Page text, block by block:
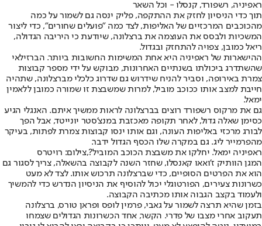
ראפיניה, רשפורד, קנסלו - וכל השאר
תוך כדי הניסיון לחזק את ההתקפה, פליק ינסה גם לשמור על כמה
מהכוכבים המרכזיים של האליפות, לצד כמה "פועלים שחורים", כדי ליצור
המשכיות ולבסס את העוצמה את ברצלונה, שיודעת כי היריבה הגדולה,
ריאל כמובן, צפויה להתחזק ובגדול.
ההישארות של ראפיניה היא אחת המשימות החשובות ביותר. הברזילאי
שהשתדרג ביכולתו בשנתיים האחרונות, מבוקש על ידי מספר קבוצות
צמרת באירופה, וסביר להניח שידרוש גם שדרוג כלכלי מברצלונה, שתהיה
חייבת למצב אותו ככוכב מוביל, למרות שמשבצת זו שמורה כמובן ללאמין
ימאל.
גם את מרקוס רשפורד רוצים בברצלונה לראות ממשיך איתם. האנגלי הגיע
כסימן שאלה גדול, לאחר תקופה מאכזבת במנצ'סטר יונייטד, אבל הפך
לבורג מרכזי באליפות העונה, וגם אותו ינסו קבוצות צמרת לפתות, בעיקר
מהפרמייר ליג. גם במקרה שלו הכסף הגדול ידבר.
ראפיניה ימאל. יחלקו את משבצת הכוכב המוביל?,צילום: רויטרס
המגן הוותיק ז'ואאו קאנסלו, שחזר השנה לקבוצה בהשאלה, צריך לסגור גם
הוא את הפרטים הסופיים, כדי שברצלונה תרכוש אותו. לצד לא מעט
כשרונות צעירים, הפורטוגלי יכול להוסיף את הניסיון הנדרש כדי להמשיך
ולעמוד בקצב הגבוה אותו מכתיבה הקבוצה.
בזמן שהיא תרצה לשמור על גאבי, פרמין לופס ופראן טורס, ברצלונה
תעקוב אחרי מצבו של פדרי. הקשר, אחד הכשרונות הגדולים שצמחו